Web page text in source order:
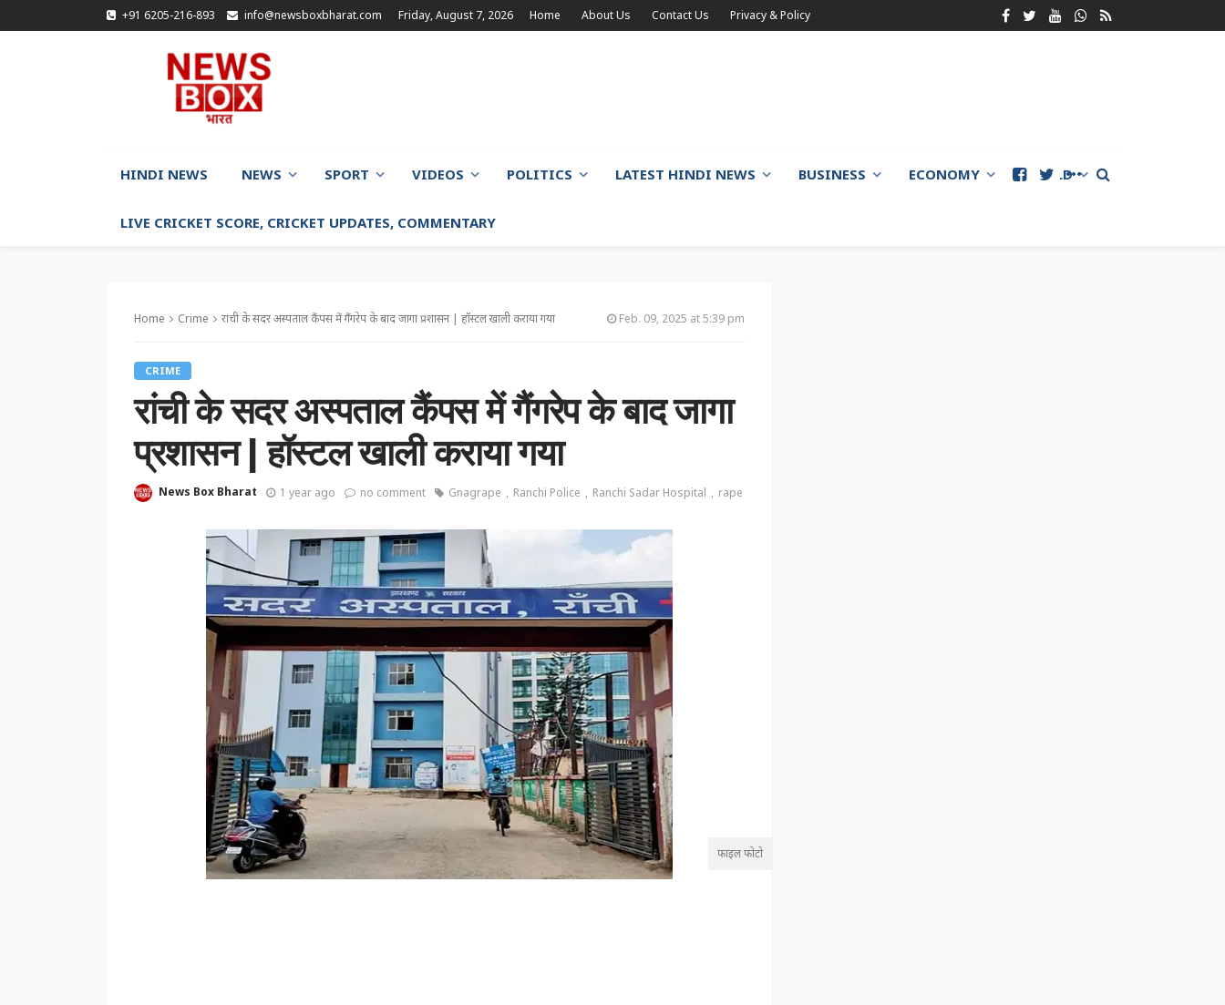
+91 6205-216-893 info@newsboxbharat.com Friday, August 7, 2026 Home About Us Contact Us Privacy & Policy
HINDI NEWS NEWS SPORT VIDEOS POLITICS LATEST HINDI NEWS BUSINESS ECONOMY WORLD
LIVE CRICKET SCORE, CRICKET UPDATES, COMMENTARY
Home Crime रांची के सदर अस्पताल कैंपस में गैंगरेप के बाद जागा प्रशासन | हॉस्टल खाली कराया गया Feb. 09, 2025 at 5:39 pm
CRIME
रांची के सदर अस्पताल कैंपस में गैंगरेप के बाद जागा
प्रशासन | हॉस्टल खाली कराया गया
News Box Bharat 1 year ago no comment Gnagrape Ranchi Police Ranchi Sadar Hospital rape
फाइल फोटो